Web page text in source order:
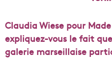
Claudia Wiese pour
expliquez-vous le fait
galerie marseillaise